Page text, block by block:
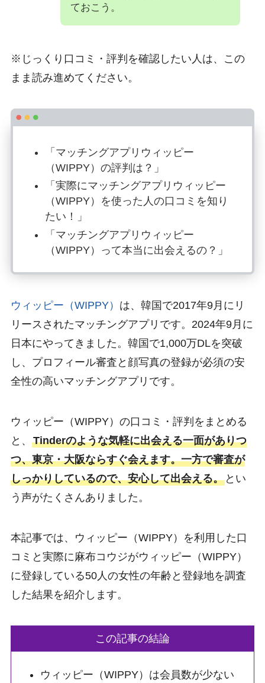
ておこう。
※じっくり口コミ・評判を確認したい人は、この
まま読み進めてください。
「マッチングアプリウィッピー
（WIPPY）の評判は？」
「実際にマッチングアプリウィッピー
（WIPPY）を使った人の口コミを知り
たい！」
「マッチングアプリウィッピー
（WIPPY）って本当に出会えるの？」
ウィッピー（WIPPY） は、韓国で2017年9月にリ
リースされたマッチングアプリです。2024年9月に
日本にやってきました。韓国で1,000万DLを突破
し、プロフィール審査と顔写真の登録が必須の安
全性の高いマッチングアプリです。
ウィッピー（WIPPY）の口コミ・評判をまとめる
と、 Tinderのような気軽に出会える一面がありつ
つ、東京・大阪ならすぐ会えます。一方で審査が
しっかりしているので、安心して出会える。とい
う声がたくさんありました。
本記事では、ウィッピー（WIPPY）を利用した口
コミと実際に麻布コウジがウィッピー（WIPPY）
に登録している50人の女性の年齢と登録地を調査
した結果を紹介します。
この記事の結論
ウィッピー（WIPPY）は会員数が少ない